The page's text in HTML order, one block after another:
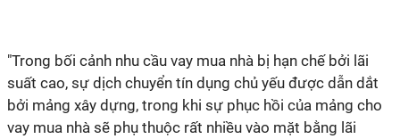
"Trong bối cảnh nhu cầu vay mua nhà bị hạn chế bởi lãi
suất cao, sự dịch chuyển tín dụng chủ yếu được dẫn dắt
bởi mảng xây dựng, trong khi sự phục hồi của mảng cho
vay mua nhà sẽ phụ thuộc rất nhiều vào mặt bằng lãi